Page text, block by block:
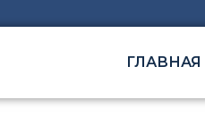
ГЛАВНАЯ